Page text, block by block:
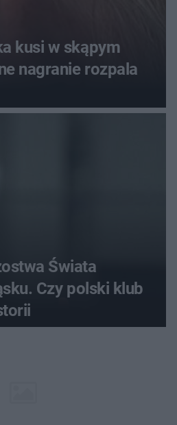
kusi w skąpym
nagranie rozpala
Świata
Czy polski klub